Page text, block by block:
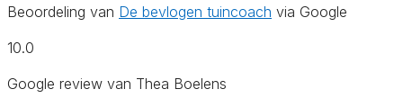
Beoordeling van De bevlogen tuincoach via Google
10.0
Google review van Thea Boelens